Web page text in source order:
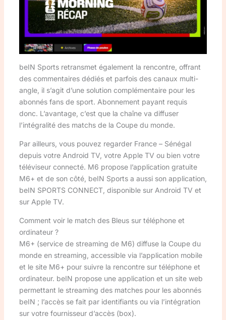
beIN Sports retransmet également la rencontre, offrant
des commentaires dédiés et parfois des canaux multi-
angle, il s’agit d’une solution complémentaire pour les
abonnés fans de sport. Abonnement payant requis
donc. L’avantage, c’est que la chaîne va diffuser
l’intégralité des matchs de la Coupe du monde.
Par ailleurs, vous pouvez regarder France – Sénégal
depuis votre Android TV, votre Apple TV ou bien votre
téléviseur connecté. M6 propose l’application gratuite
M6+ et de son côté, beIN Sports a aussi son application,
beIN SPORTS CONNECT, disponible sur Android TV et
sur Apple TV.
Comment voir le match des Bleus sur téléphone et
ordinateur ?
M6+ (service de streaming de M6) diffuse la Coupe du
monde en streaming, accessible via l’application mobile
et le site M6+ pour suivre la rencontre sur téléphone et
ordinateur. beIN propose une application et un site web
permettant le streaming des matches pour les abonnés
beIN ; l’accès se fait par identifiants ou via l’intégration
sur votre fournisseur d’accès (box).